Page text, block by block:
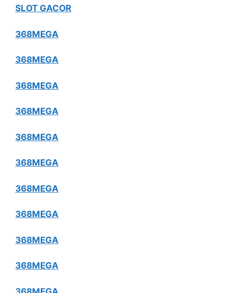
SLOT GACOR
368MEGA
368MEGA
368MEGA
368MEGA
368MEGA
368MEGA
368MEGA
368MEGA
368MEGA
368MEGA